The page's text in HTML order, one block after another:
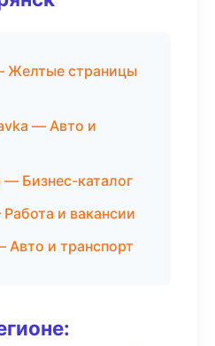
Желтые страницы
— Авто и
Бизнес-каталог
и вакансии
Авто и транспорт